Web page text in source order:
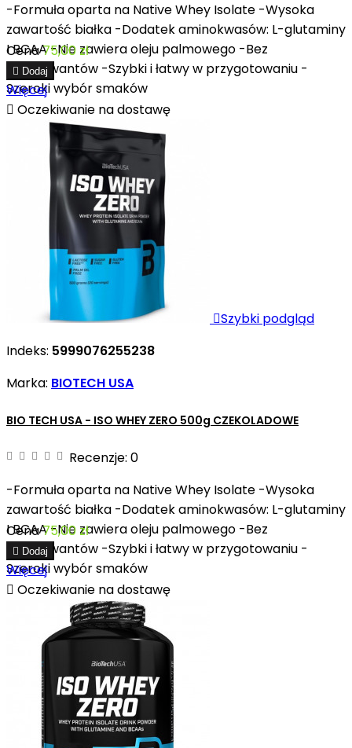
-Formuła oparta na Native Whey Isolate -Wysoka
zawartość białka -Dodatek aminokwasów: L-glutaminy
I BCAA -Nie zawiera oleju palmowego -Bez
konserwantów -Szybki i łatwy w przygotowaniu -
Szeroki wybór smaków
Cena75,00 zł
 Dodaj
Więcej
 Oczekiwanie na dostawę
Szybki podgląd
Indeks: 5999076255238
Marka: BIOTECH USA
BIO TECH USA - ISO WHEY ZERO 500g CZEKOLADOWE
Recenzje: 0
-Formuła oparta na Native Whey Isolate -Wysoka
zawartość białka -Dodatek aminokwasów: L-glutaminy
I BCAA -Nie zawiera oleju palmowego -Bez
konserwantów -Szybki i łatwy w przygotowaniu -
Szeroki wybór smaków
Cena75,00 zł
 Dodaj
Więcej
 Oczekiwanie na dostawę